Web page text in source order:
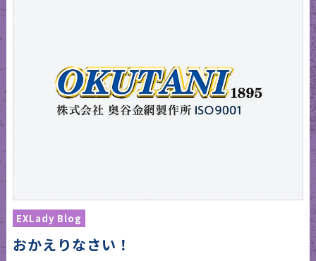
EXLady Blog
おかえりなさい！